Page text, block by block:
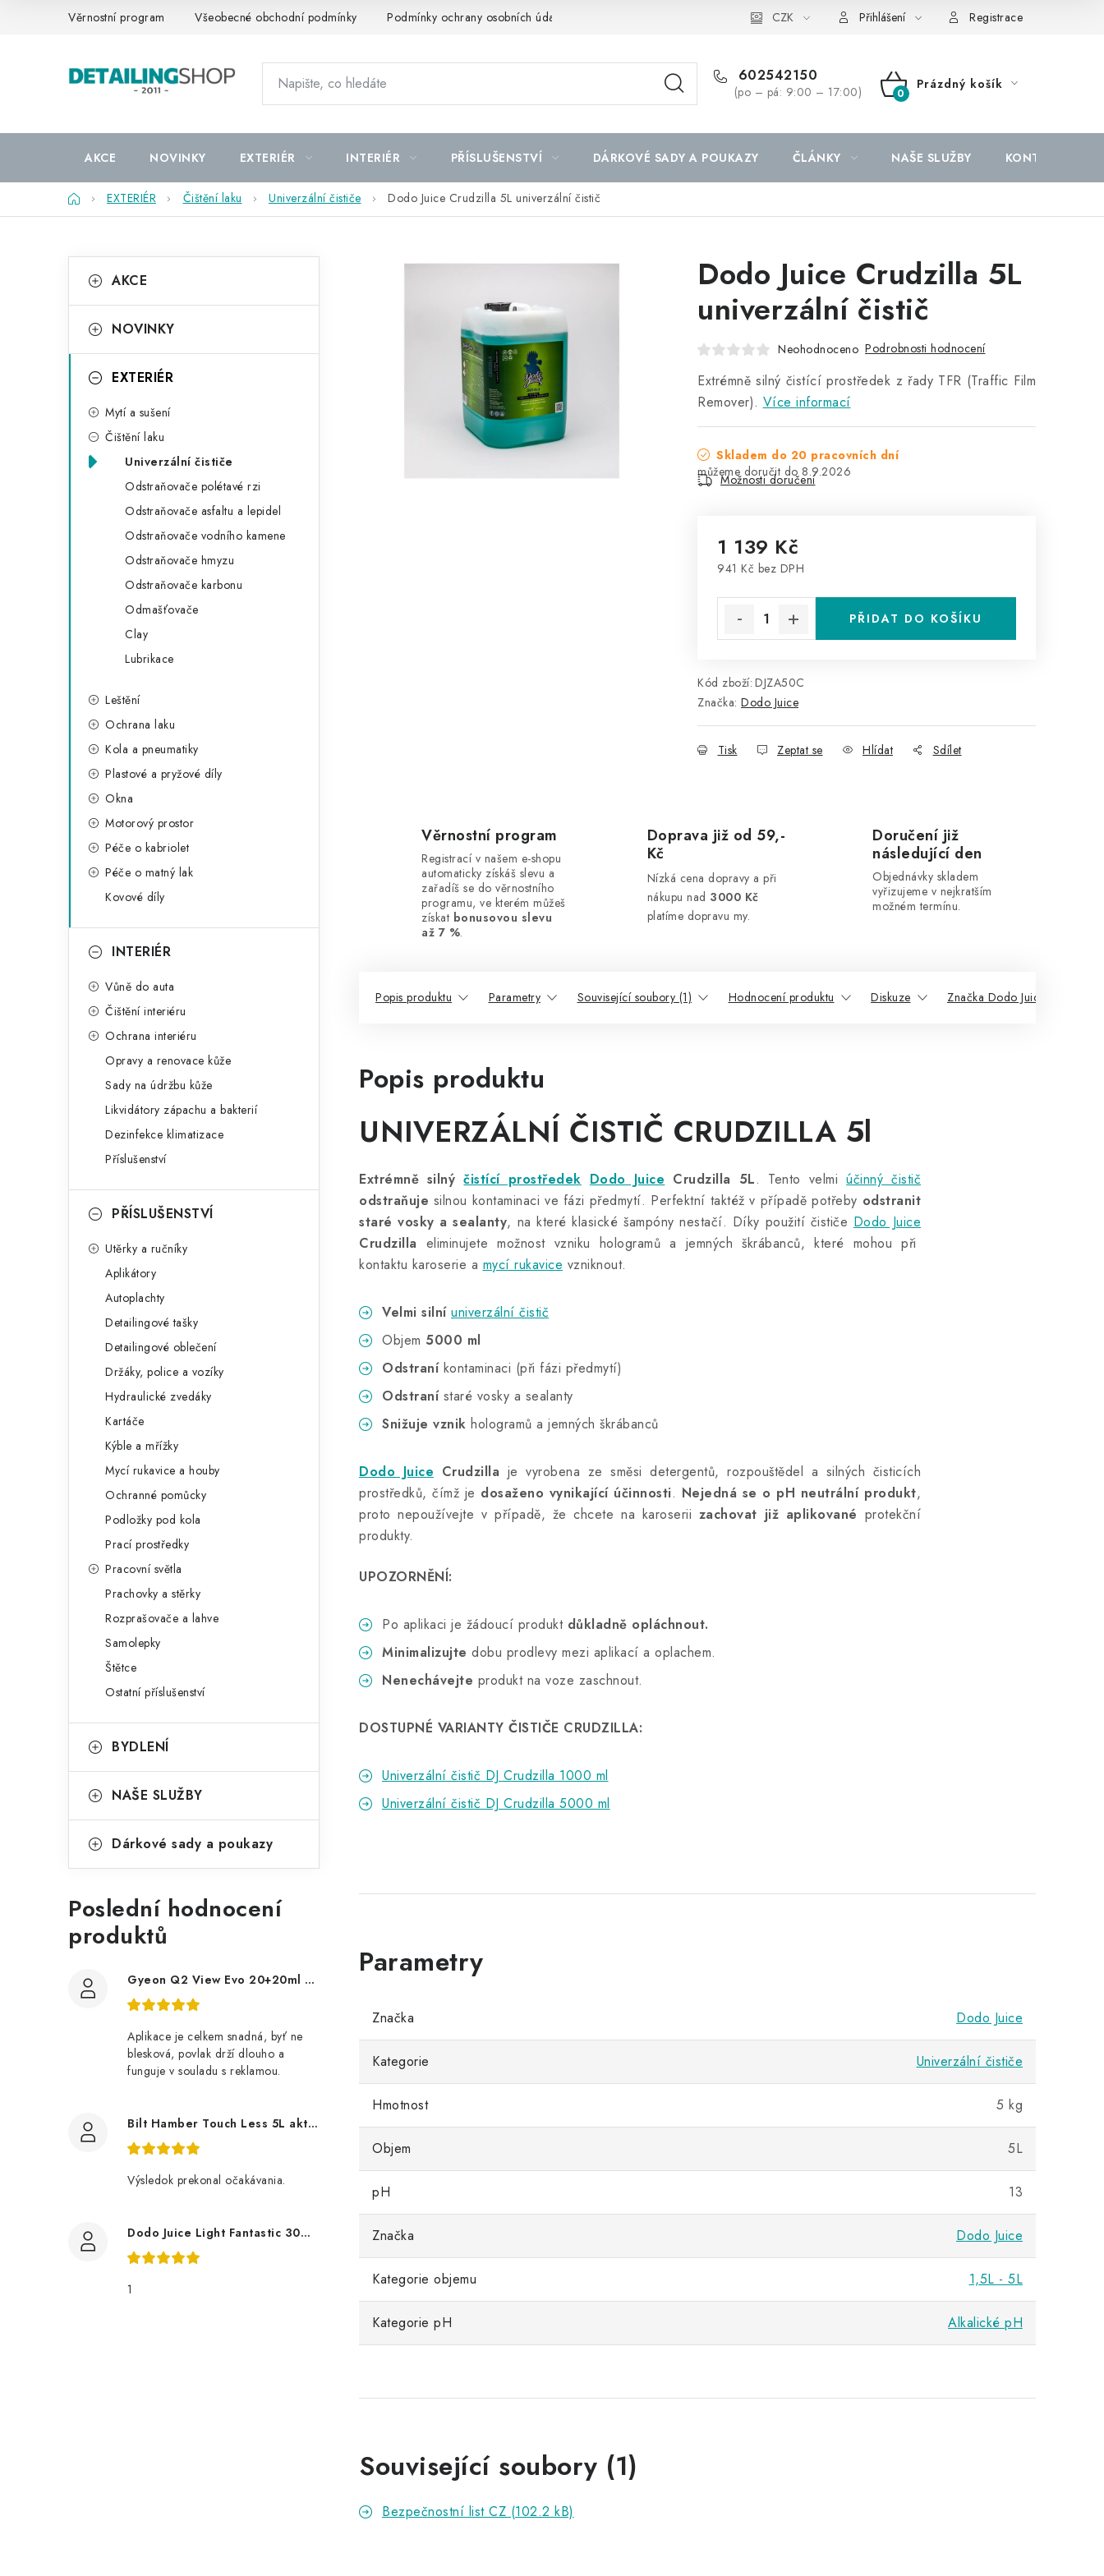
Věrnostní program Všeobecné obchodní podmínky Podmínky ochrany osobních údajů CZK Přihlášení Registrace
602542150
(po – pá: 9:00 – 17:00)
NÁKUPNÍ
Prázdný košík
AKCE NOVINKY EXTERIÉR INTERIÉR PŘÍSLUŠENSTVÍ DÁRKOVÉ SADY A POUKAZY ČLÁNKY NAŠE SLUŽBY KONTAKTY
DomůEXTERIÉR Čištění laku Univerzální čističe Dodo Juice Crudzilla 5L univerzální čistič
o
t
kategorie
a
e
AKCE
NOVINKY
EXTERIÉR
Mytí a sušení
Čištění laku
Univerzální čističe
Odstraňovače polétavé rzi
Odstraňovače asfaltu a lepidel
Odstraňovače vodního kamene
Odstraňovače hmyzu
Odstraňovače karbonu
Odmašťovače
Clay
Lubrikace
Leštění
Ochrana laku
Kola a pneumatiky
Plastové a pryžové díly
Okna
Motorový prostor
Péče o kabriolet
Péče o matný lak
Kovové díly
INTERIÉR
Vůně do auta
Čištění interiéru
Ochrana interiéru
Opravy a renovace kůže
Sady na údržbu kůže
Likvidátory zápachu a bakterií
Dezinfekce klimatizace
Příslušenství
PŘÍSLUŠENSTVÍ
Utěrky a ručníky
Aplikátory
Autoplachty
Detailingové tašky
Detailingové oblečení
Držáky, police a vozíky
Hydraulické zvedáky
Kartáče
Kýble a mřížky
Mycí rukavice a houby
Ochranné pomůcky
Podložky pod kola
Prací prostředky
Pracovní světla
Prachovky a stěrky
Rozprašovače a lahve
Samolepky
Štětce
Ostatní příslušenství
BYDLENÍ
NAŠE SLUŽBY
Dárkové sady a poukazy
Poslední hodnocení
produktů
Gyeon Q2 View Evo 20+20ml nanopovlak na okna
Aplikace je celkem snadná, byť ne
blesková, povlak drží dlouho a
funguje v souladu s reklamou.
Bilt Hamber Touch Less 5L aktivní pěna
Výsledok prekonal očakávania.
Dodo Juice Light Fantastic 30ml měkký vosk
1
Dodo Juice Crudzilla 5L
univerzální čistič
Neohodnoceno Podrobnosti hodnocení
Extrémně silný čistící prostředek z řady TFR (Traffic Film
Remover). Více informací
Skladem do 20 pracovních dní
8.9.2026
Možnosti doručení
1 139 Kč
941 Kč bez DPH
PŘIDAT DO KOŠÍKU
Kód zboží: DJZA50C
Značka: Dodo Juice
Tisk Zeptat se Hlídat Sdílet
Věrnostní program
Registrací v našem e-shopu
automaticky získáš slevu a
zařadíš se do věrnostního
programu, ve kterém můžeš
získat bonusovou slevu
až 7 %.
Doprava již od 59,-
Kč
Nízká cena dopravy a při
nákupu nad 3000 Kč
platíme dopravu my.
Doručení již
následující den
Objednávky skladem
vyřizujeme v nejkratším
možném termínu.
Popis produktu Parametry Související soubory (1) Hodnocení produktu Diskuze Značka Dodo Juice
Popis produktu
UNIVERZÁLNÍ ČISTIČ CRUDZILLA 5l
Extrémně silnýčistící prostředek Dodo Juice Crudzilla 5L. Tento velmiúčinný čistič
odstraňuje silnou kontaminaci ve fázi předmytí. Perfektní taktéž v případě potřeby odstranit
staré vosky a sealanty, na které klasické šampóny nestačí. Díky použití čističe Dodo Juice
Crudzilla eliminujete možnost vzniku hologramů a jemných škrábanců, které mohou při
kontaktu karoserie a mycí rukavice vzniknout.
Velmi silní univerzální čistič
Objem 5000 ml
Odstraníkontaminaci (při fázi předmytí)
Odstranístaré vosky a sealanty
Snižuje vznik hologramů a jemných škrábanců
Dodo Juice Crudzilla je vyrobena ze směsi detergentů, rozpouštědel a silných čisticích
prostředků, čímž je dosaženo vynikající účinnosti. Nejedná se o pH neutrální produkt,
proto nepoužívejte v případě, že chcete na karoserii zachovat již aplikované protekční
produkty.
UPOZORNĚNÍ:
Po aplikaci je žádoucí produktdůkladně opláchnout.
Minimalizujte dobu prodlevy mezi aplikací a oplachem.
Nenechávejte produkt na voze zaschnout.
DOSTUPNÉ VARIANTY ČISTIČE CRUDZILLA:
Univerzální čistič DJ Crudzilla 1000 ml
Univerzální čistič DJ Crudzilla 5000 ml
Značka Dodo Juice
Kategorie Univerzální čističe
Hmotnost 5 kg
Objem 5L
pH 13
Značka Dodo Juice
Kategorie objemu 1,5L - 5L
Kategorie pH Alkalické pH
Související soubory (1)
Bezpečnostní list CZ (102.2 kB)